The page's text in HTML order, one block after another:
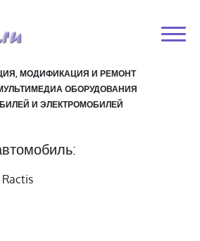
МОДИФИКАЦИЯ И РЕМОНТ
ОБОРУДОВАНИЯ
И ЭЛЕКТРОМОБИЛЕЙ
Ractis